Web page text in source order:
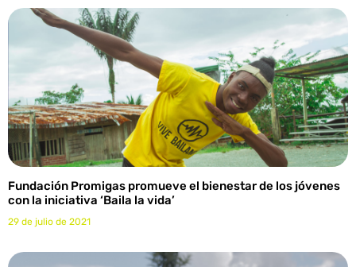
Fundación Promigas promueve el bienestar de los jóvenes
con la iniciativa ‘Baila la vida’
29 de julio de 2021